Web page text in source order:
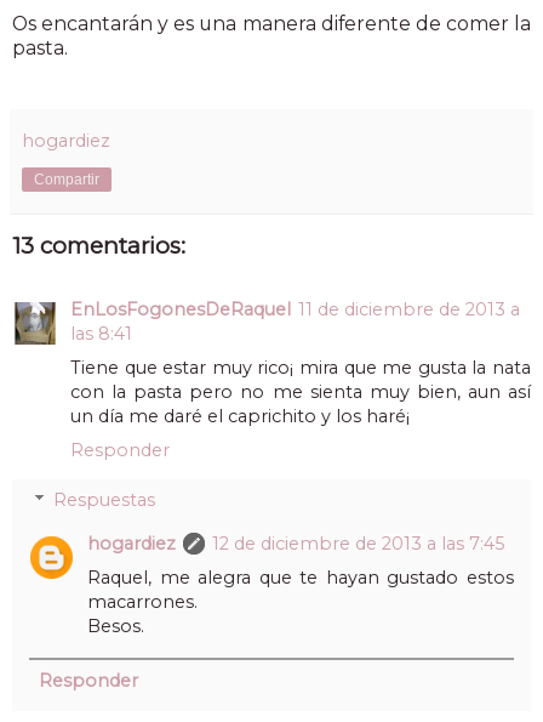
Os encantarán y es una manera diferente de comer la
pasta.
hogardiez
Compartir
13 comentarios:
EnLosFogonesDeRaquel 11 de diciembre de 2013 a
las 8:41
Tiene que estar muy rico¡ mira que me gusta la nata
con la pasta pero no me sienta muy bien, aun así
un día me daré el caprichito y los haré¡
Responder
Respuestas
hogardiez
12 de diciembre de 2013 a las 7:45
Raquel, me alegra que te hayan gustado estos
macarrones.
Besos.
Responder